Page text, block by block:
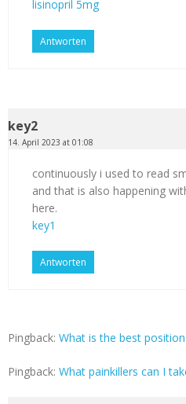
lisinopril 5mg
Antworten
key2
14. April 2023 at 01:08
continuously i used to read
and that is also happening
here.
key1
Antworten
Pingback: What is the best
Pingback: What painkillers can I